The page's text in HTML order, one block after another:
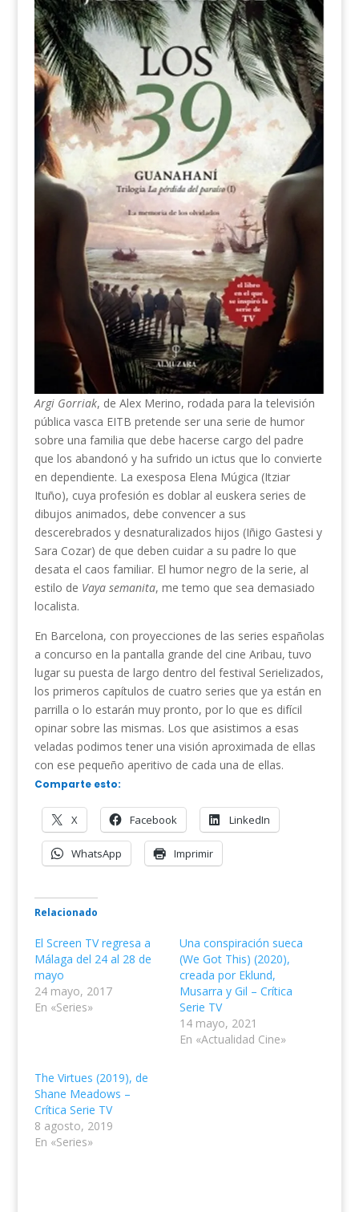
Argi Gorriak, de Alex Merino, rodada para la televisión
pública vasca EITB pretende ser una serie de humor
sobre una familia que debe hacerse cargo del padre
que los abandonó y ha sufrido un ictus que lo convierte
en dependiente. La exesposa Elena Múgica (Itziar
Ituño), cuya profesión es doblar al euskera series de
dibujos animados, debe convencer a sus
descerebrados y desnaturalizados hijos (Iñigo Gastesi y
Sara Cozar) de que deben cuidar a su padre lo que
desata el caos familiar. El humor negro de la serie, al
estilo de Vaya semanita, me temo que sea demasiado
localista.
En Barcelona, con proyecciones de las series españolas
a concurso en la pantalla grande del cine Aribau, tuvo
lugar su puesta de largo dentro del festival Serielizados,
los primeros capítulos de cuatro series que ya están en
parrilla o lo estarán muy pronto, por lo que es difícil
opinar sobre las mismas. Los que asistimos a esas
veladas podimos tener una visión aproximada de ellas
con ese pequeño aperitivo de cada una de ellas.
Comparte esto:
X Facebook LinkedIn
WhatsApp Imprimir
Relacionado
El Screen TV regresa a
Málaga del 24 al 28 de
mayo
24 mayo, 2017
En «Series»
Una conspiración sueca
(We Got This) (2020),
creada por Eklund,
Musarra y Gil – Crítica
Serie TV
14 mayo, 2021
En «Actualidad Cine»
The Virtues (2019), de
Shane Meadows –
Crítica Serie TV
8 agosto, 2019
En «Series»